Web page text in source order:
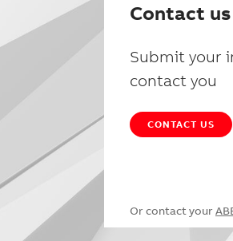
Contact us
Submit your
contact you
CONTACT US
Or contact your